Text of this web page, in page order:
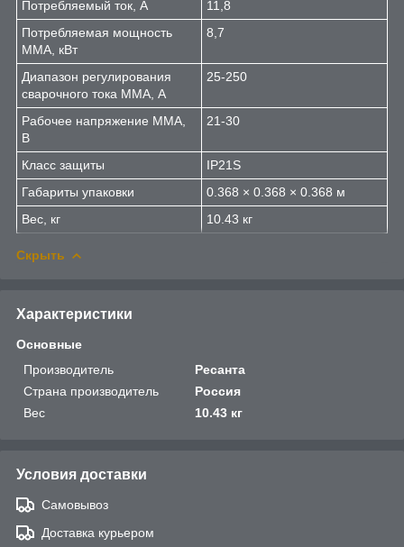
Потребляемый ток, А
11,8
Потребляемая мощность
ММА, кВт
8,7
Диапазон регулирования
сварочного тока MMA, А
25-250
Рабочее напряжение ММА,
В
21-30
Класс защиты
IP21S
Габариты упаковки
0.368 × 0.368 × 0.368 м
Вес, кг
10.43 кг
Скрыть
Характеристики
Основные
Производитель
Ресанта
Страна производитель
Россия
Вес
10.43 кг
Условия доставки
Самовывоз
Доставка курьером